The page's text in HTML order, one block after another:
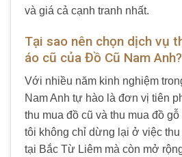
và giá cả cạnh tranh nhất.
Tại sao nên chọn dịch vụ
áo cũ của Đồ Cũ Nam Anh?
Với nhiều năm kinh nghiệm
Nam Anh tự hào là đơn vị tiên
thu mua đồ cũ và thu mua đồ
tôi không chỉ dừng lại ở việc thu
tại Bắc Từ Liêm mà còn mở